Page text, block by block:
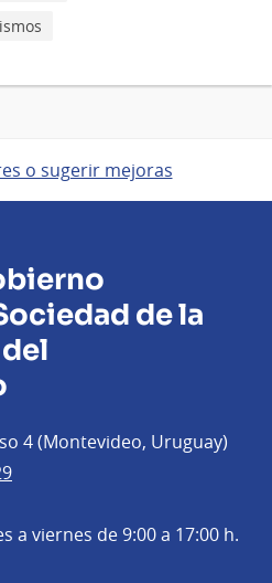
o sugerir mejoras
de la
4 (Montevideo, Uruguay)
a viernes de 9:00 a 17:00 h.